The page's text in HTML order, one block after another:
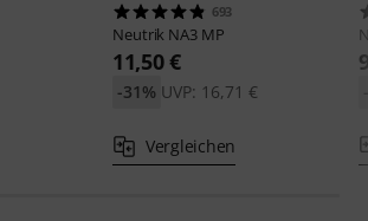
693
Neutrik NA3 MP
11,50 €
UVP: 16,71 €
-31%
Vergleichen